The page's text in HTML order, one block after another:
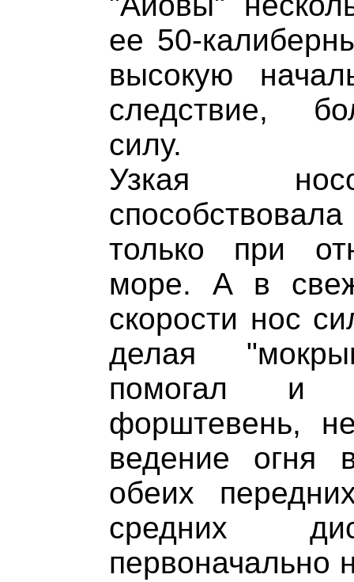
ее 50-
высокую
следствие,
силу.
Узкая
только при
море. А в
скорости нос
делая
помогал и
форштевень,
ведение огня
обеих
средних
первоначально